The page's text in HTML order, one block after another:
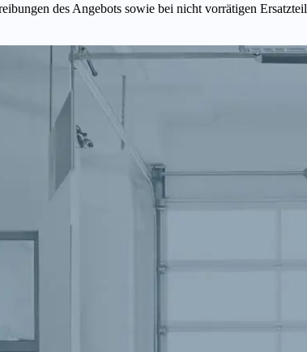
des Angebots sowie bei nicht vorrätigen